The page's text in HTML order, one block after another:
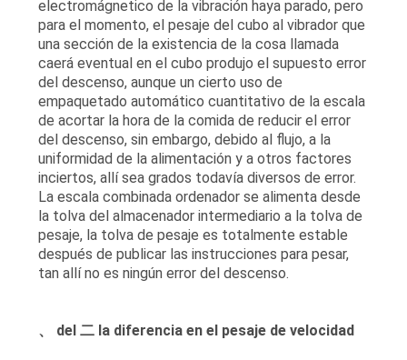
electromágnetico de la vibración haya parado, pero
para el momento, el pesaje del cubo al vibrador que
una sección de la existencia de la cosa llamada
caerá eventual en el cubo produjo el supuesto error
del descenso, aunque un cierto uso de
empaquetado automático cuantitativo de la escala
de acortar la hora de la comida de reducir el error
del descenso, sin embargo, debido al flujo, a la
uniformidad de la alimentación y a otros factores
inciertos, allí sea grados todavía diversos de error.
La escala combinada ordenador se alimenta desde
la tolva del almacenador intermediario a la tolva de
pesaje, la tolva de pesaje es totalmente estable
después de publicar las instrucciones para pesar,
tan allí no es ningún error del descenso.
、 del 二 la diferencia en el pesaje de velocidad